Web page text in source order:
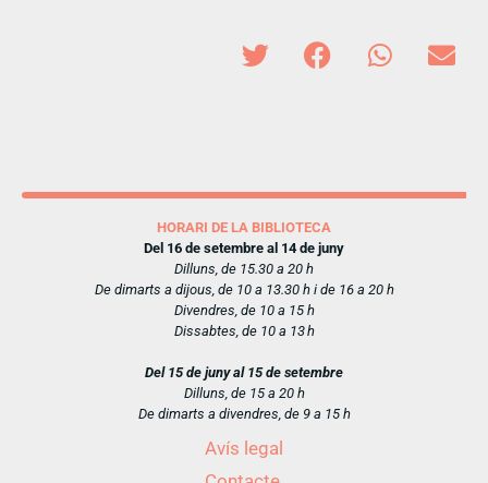
HORARI DE LA BIBLIOTECA
Del 16 de setembre al 14 de juny
Dilluns, de 15.30 a 20 h
De dimarts a dijous, de 10 a 13.30 h i de 16 a 20 h
Divendres, de 10 a 15 h
Dissabtes, de 10 a 13 h
Del 15 de juny al 15 de setembre
Dilluns, de 15 a 20 h
De dimarts a divendres, de 9 a 15 h
Avís legal